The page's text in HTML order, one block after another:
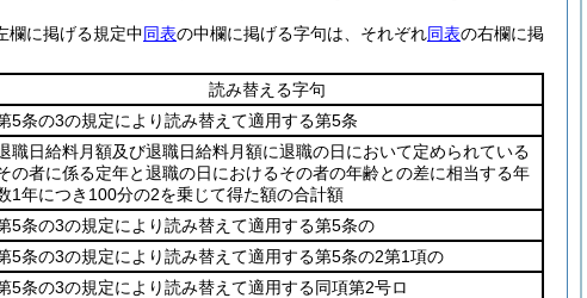
欄に掲げる規定中同表の中欄に掲げる字句は、それぞれ同表の右欄に掲
読み替える字句
5条の3の規定により読み替えて適用する第5条
職日給料月額及び退職日給料月額に退職の日において定められている
の者に係る定年と退職の日におけるその者の年齢との差に相当する年
1年につき100分の2を乗じて得た額の合計額
5条の3の規定により読み替えて適用する第5条の
5条の3の規定により読み替えて適用する第5条の2第1項の
5条の3の規定により読み替えて適用する同項第2号ロ